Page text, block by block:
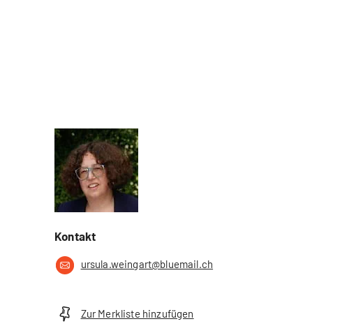
Kontakt
ursula.weingart@bluemail.ch
Zur Merkliste hinzufügen